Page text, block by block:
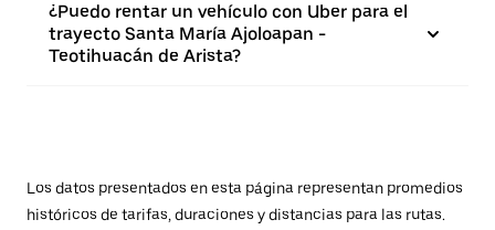
¿Puedo rentar un vehículo con Uber para el
trayecto Santa María Ajoloapan -
Teotihuacán de Arista?
Los datos presentados en esta página representan promedios
históricos de tarifas, duraciones y distancias para las rutas.